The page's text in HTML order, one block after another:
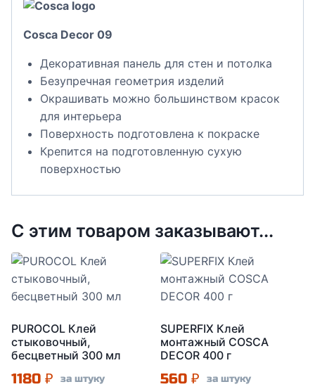
Cosca Decor 09
Декоративная панель для стен и потолка
Безупречная геометрия изделий
Окрашивать можно большинством красок
для интерьера
Поверхность подготовлена к покраске
Крепится на подготовленную сухую
поверхностью
С этим товаром заказывают...
PUROCOL Клей
стыковочный,
бесцветный 300 мл
1180 ₽ за штуку
SUPERFIX Клей
монтажный COSCA
DECOR 400 г
560 ₽ за штуку